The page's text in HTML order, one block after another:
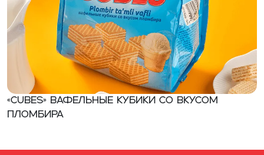
«CUBES» вафельные кубики со вкусом
пломбира